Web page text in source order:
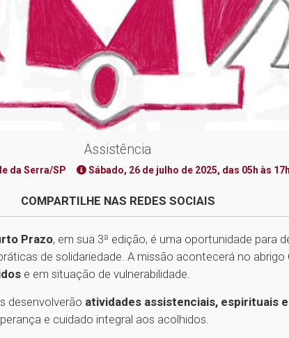
Assistência
da Serra/SP Sábado, 26 de julho de 2025, das 05h às 17h
COMPARTILHE NAS REDES SOCIAIS
Prazo, em sua 3ª edição, é uma oportunidade para
de solidariedade. A missão acontecerá no abrigo
e em situação de vulnerabilidade.
desenvolverão atividades assistenciais, espirituais
e cuidado integral aos acolhidos.